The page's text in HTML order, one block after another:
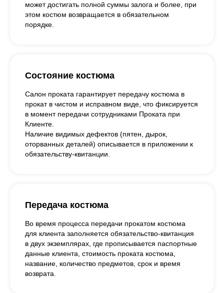
может достигать полной суммы залога и более, при
этом костюм возвращается в обязательном
порядке.
Состояние костюма
Салон проката гарантирует передачу костюма в
прокат в чистом и исправном виде, что фиксируется
в момент передачи сотрудниками Проката при
Клиенте.
Наличие видимых дефектов (пятен, дырок,
оторванных деталей) описывается в приложении к
обязательству-квитанции.
Передача костюма
Во время процесса передачи прокатом костюма
для клиента заполняется обязательство-квитанция
в двух экземплярах, где прописывается паспортные
данные клиента, стоимость проката костюма,
название, количество предметов, срок и время
возврата.